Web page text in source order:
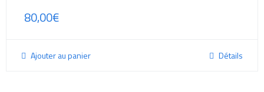
80,00€
Ajouter au panier Détails